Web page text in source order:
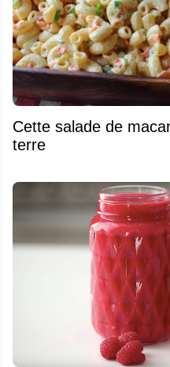
Cette salade de
terre